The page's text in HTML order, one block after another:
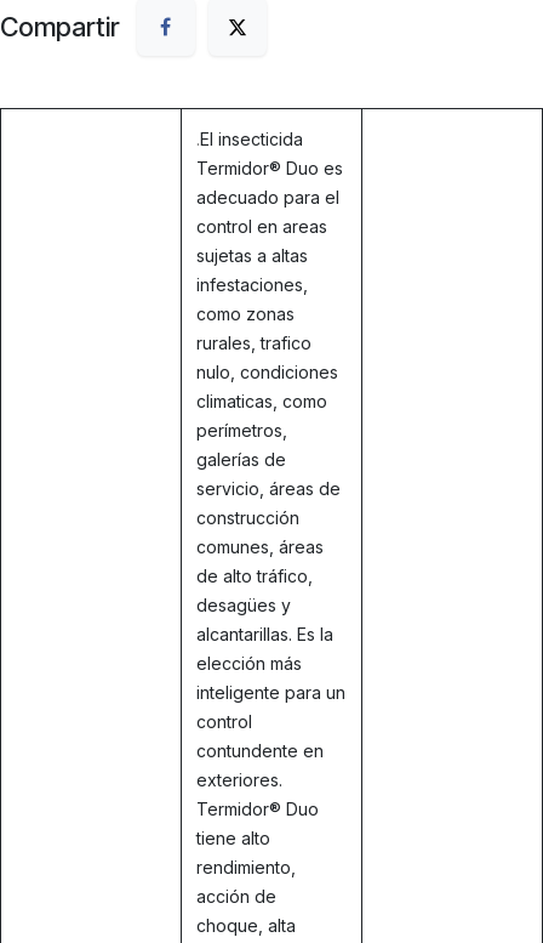
Compartir
.El insecticida
Termidor® Duo es
adecuado para el
control en areas
sujetas a altas
infestaciones,
como zonas
rurales, trafico
nulo, condiciones
climaticas, como
perímetros,
galerías de
servicio, áreas de
construcción
comunes, áreas
de alto tráfico,
desagües y
alcantarillas. Es la
elección más
inteligente para un
control
contundente en
exteriores.
Termidor® Duo
tiene alto
rendimiento,
acción de
choque, alta